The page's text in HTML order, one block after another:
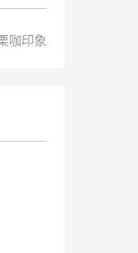
咖印象